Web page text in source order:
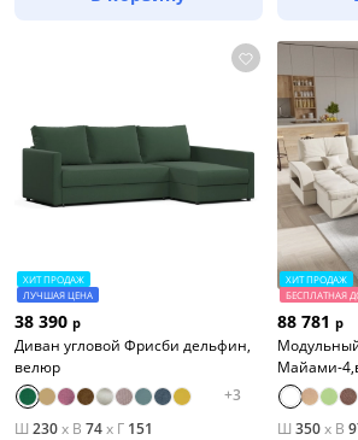
ХИТ ПРОДАЖ
ЛУЧШАЯ ЦЕНА
38 390 р
Диван угловой Фрисби дельфин,
велюр
+3
Ш 230x В 74x Г 151
ХИТ ПРОДАЖ
БЕСПЛАТНАЯ
88 781 р
Майами-
Ш 350x В